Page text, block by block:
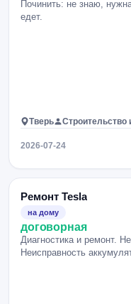
Починить: не знаю,
едет.
Тверь Строительство
2026-07-24
Ремонт Tesla
на дому
договорная
Диагностика и ремонт.
Неисправность